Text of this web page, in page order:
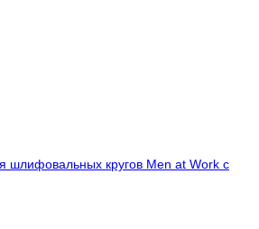
шлифовальных кругов Men at Work с